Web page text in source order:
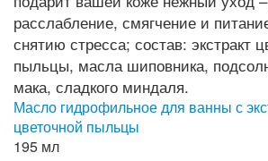
Масло гидрофильное для ванны с
цветочной пыльцы
195 мл